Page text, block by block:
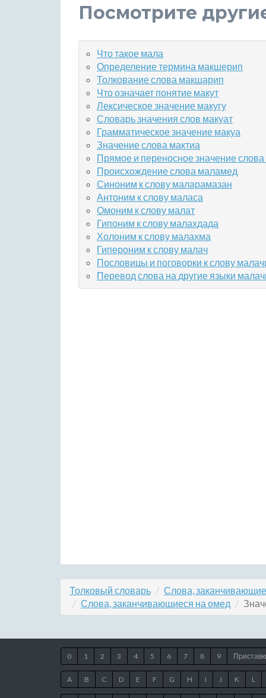
Посмотрите
Что такое мала
Определение термина макшерип
Толкование слова макшарип
Что означает понятие макут
Лексическое значение макугу
Словарь значения слов макуат
Грамматическое значение макуа
Значение слова мактиа
Прямое и переносное значение слова
Происхождение слова маламед
Синоним к слову маларамазан
Антоним к слову маласа
Омоним к слову малат
Гипоним к слову малахдада
Холоним к слову малахма
Гипероним к слову малач
Пословицы и поговорки к слову
Перевод слова на другие языки
Толковый словарь Слова,
Слова, заканчивающиеся на омед
0 1 2 3 4 5 6 7 8 9
A B C D E F G H I J K L